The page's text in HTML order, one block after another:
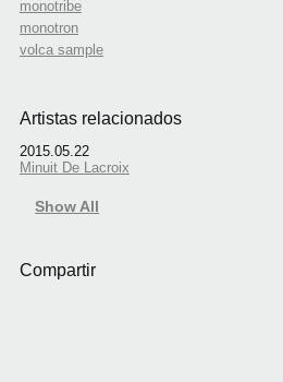
monotribe
monotron
volca sample
Artistas relacionados
2015.05.22
Minuit De Lacroix
Show All
Compartir